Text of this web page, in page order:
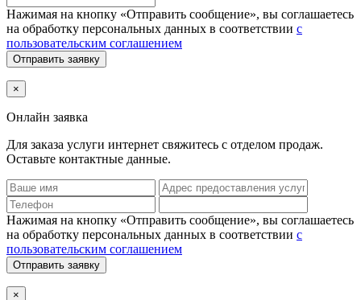
Нажимая на кнопку «Отправить сообщение», вы соглашаетесь
на обработку персональных данных в соответствии с
пользовательским соглашением
Отправить заявку
×
Онлайн заявка
Для заказа услуги интернет свяжитесь с отделом продаж.
Оставьте контактные данные.
Нажимая на кнопку «Отправить сообщение», вы соглашаетесь
на обработку персональных данных в соответствии с
пользовательским соглашением
Отправить заявку
×